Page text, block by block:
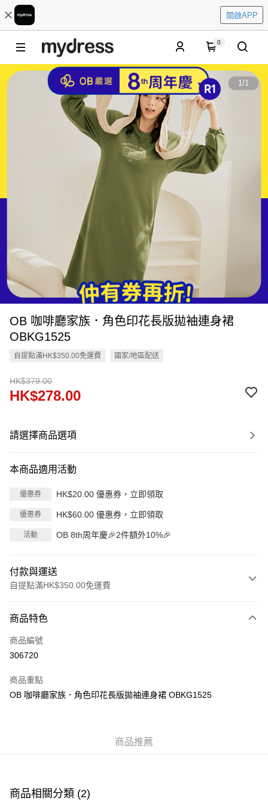
開啟APP
0
1/1
OB 咖啡廳家族．角色印花長版拋袖連身裙
OBKG1525
自提點滿HK$350.00免運費 國家/地區配送
HK$379.00
HK$278.00
請選擇商品選項
本商品適用活動
優惠券 HK$20.00 優惠券，立即領取
優惠券 HK$60.00 優惠券，立即領取
活動 OB 8th周年慶🎉2件額外10%🎉
付款與運送
自提點滿HK$350.00免運費
信用卡
Apple Pay
PayMe
付款後順豐站及營業點
商品特色
商品編號
306720
商品重點
OB 咖啡廳家族．角色印花長版拋袖連身裙 OBKG1525
商品推薦
商品相關分類 (2)